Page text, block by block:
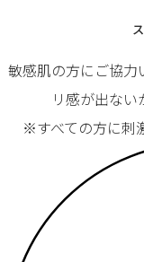
敏感肌の方にご協力
リ感が出ない
※すべての方に刺